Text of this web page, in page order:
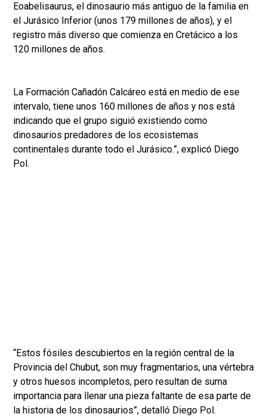
Eoabelisaurus, el dinosaurio más antiguo de la familia en
el Jurásico Inferior (unos 179 millones de años), y el
registro más diverso que comienza en Cretácico a los
120 millones de años.
La Formación Cañadón Calcáreo está en medio de ese
intervalo, tiene unos 160 millones de años y nos está
indicando que el grupo siguió existiendo como
dinosaurios predadores de los ecosistemas
continentales durante todo el Jurásico.”, explicó Diego
Pol.
“Estos fósiles descubiertos en la región central de la
Provincia del Chubut, son muy fragmentarios, una vértebra
y otros huesos incompletos, pero resultan de suma
importancia para llenar una pieza faltante de esa parte de
la historia de los dinosaurios”, detalló Diego Pol.